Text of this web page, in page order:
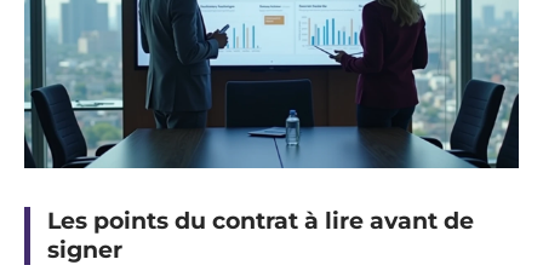
Les points du contrat à lire avant de
signer